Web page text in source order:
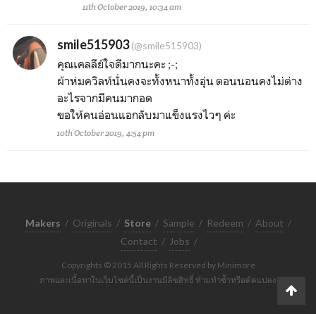
11th October 2019, 10:34 am
smile515903(@smile515903)
คุณเคลลีย์ใจดีมากนะคะ ;-;
ผ้าห่มควิลท์นั่นคงจะทั้งหนาทั้งอุ่น ตอนนอนคงไม่ต่าง
อะไรจากมีคนมากอด
ขอให้คนอ่อนแอกลับมาแข็งแรงไวๆ ค่ะ
10th October 2019, 4:54 pm
Makers / Originals / Store / Sample / Redeem / About /
Contact / Jobs /
Copyrights © 2015 All Rights Reserved by Minimore
ภาพและเนื้อหาในเว็บไซต์นี้เป็นงานมีลิขสิทธิ์ ห้ามทำซ้ำหรือดัดแปลง